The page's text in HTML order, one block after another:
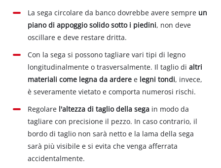
La sega circolare da banco dovrebbe avere sempre un
piano di appoggio solido sotto i piedini, non deve
oscillare e deve restare dritta.
Con la sega si possono tagliare vari tipi di legno
longitudinalmente o trasversalmente. Il taglio dialtri
materiali come legna da ardere e legni tondi, invece,
è severamente vietato e comporta numerosi rischi.
Regolare l'altezza di taglio della sega in modo da
tagliare con precisione il pezzo. In caso contrario, il
bordo di taglio non sarà netto e la lama della sega
sarà più visibile e si evita che venga afferrata
accidentalmente.